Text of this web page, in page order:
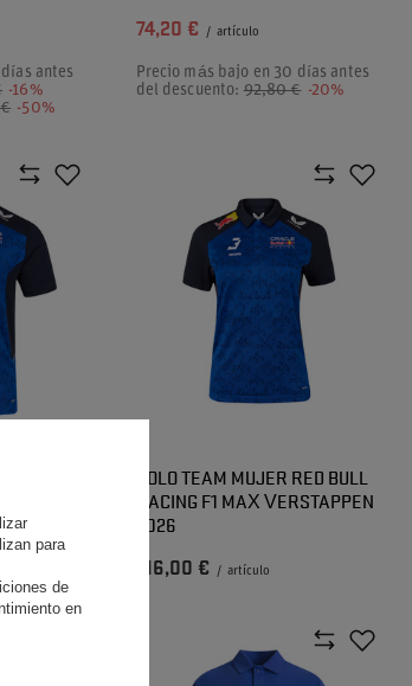
antes
-16%
-50%
74,20 € / artículo
Precio más bajo en 30 días antes
del descuento:92,80 € -20%
POLO TEAM MUJER RED BULL
RACING F1 MAX VERSTAPPEN
2026
116,00 € / artículo
para
de
en